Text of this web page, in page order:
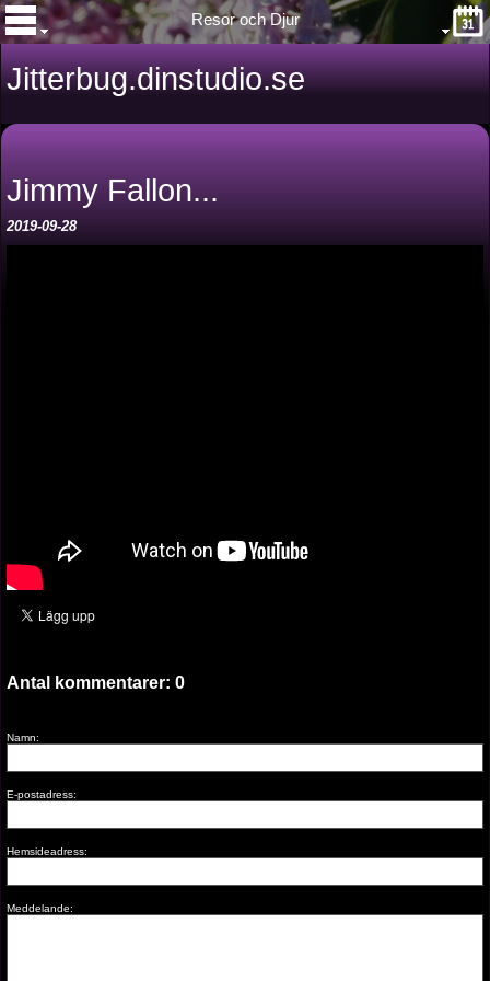
Jitterbug.dinstudio.se
Resor och Djur
Jimmy Fallon...
2019-09-28
Antal kommentarer: 0
Namn:
E-postadress:
Hemsideadress:
Meddelande: